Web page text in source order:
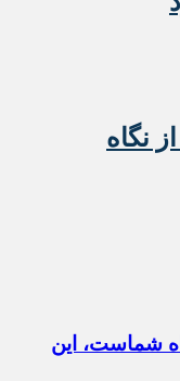
نگاه
شماست، این